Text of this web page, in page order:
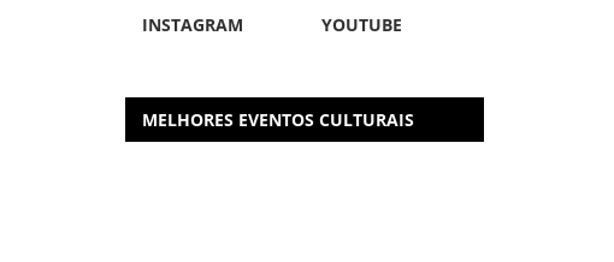
INSTAGRAM
YOUTUBE
MELHORES EVENTOS CULTURAIS